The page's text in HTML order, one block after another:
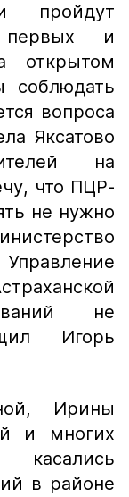
пройдут
первых и
открытом
соблюдать
вопроса
Яксатово
на
что ПЦР-
не нужно
не
Игорь
Ирины
и многих
в районе